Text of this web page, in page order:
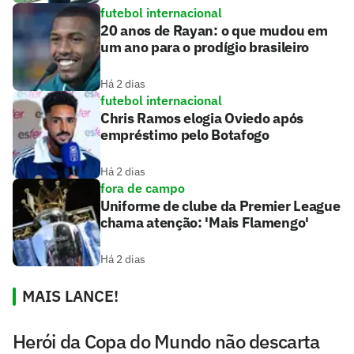
futebol internacional
20 anos de Rayan: o que mudou em
um ano para o prodígio brasileiro
Há 2 dias
futebol internacional
Chris Ramos elogia Oviedo após
empréstimo pelo Botafogo
Há 2 dias
fora de campo
Uniforme de clube da Premier League
chama atenção: 'Mais Flamengo'
Há 2 dias
MAIS LANCE!
Herói da Copa do Mundo não descarta